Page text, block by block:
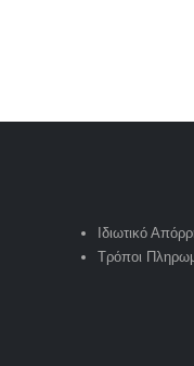
Ιδιωτικό
Τρόποι